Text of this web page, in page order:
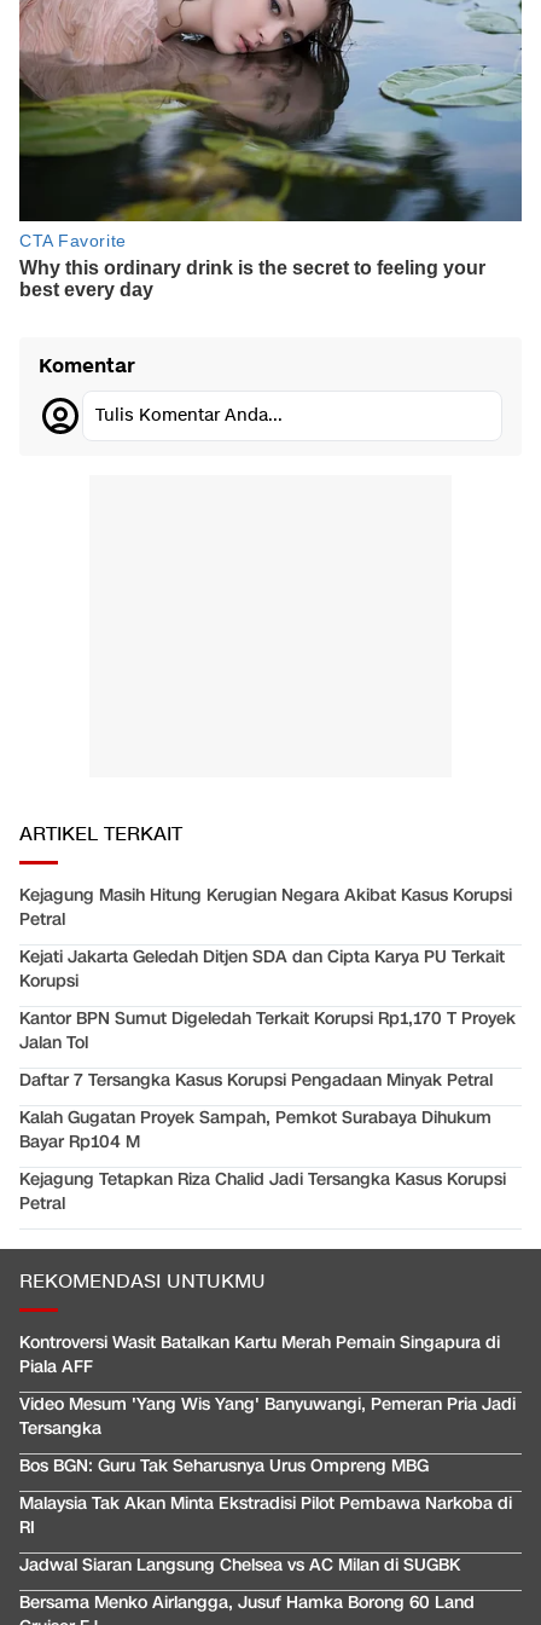
Komentar
Tulis Komentar Anda...
ARTIKEL TERKAIT
Kejagung Masih Hitung Kerugian Negara Akibat Kasus Korupsi
Petral
Kejati Jakarta Geledah Ditjen SDA dan Cipta Karya PU Terkait
Korupsi
Kantor BPN Sumut Digeledah Terkait Korupsi Rp1,170 T Proyek
Jalan Tol
Daftar 7 Tersangka Kasus Korupsi Pengadaan Minyak Petral
Kalah Gugatan Proyek Sampah, Pemkot Surabaya Dihukum
Bayar Rp104 M
Kejagung Tetapkan Riza Chalid Jadi Tersangka Kasus Korupsi
Petral
REKOMENDASI UNTUKMU
Kontroversi Wasit Batalkan Kartu Merah Pemain Singapura di
Piala AFF
Video Mesum 'Yang Wis Yang' Banyuwangi, Pemeran Pria Jadi
Tersangka
Bos BGN: Guru Tak Seharusnya Urus Ompreng MBG
Malaysia Tak Akan Minta Ekstradisi Pilot Pembawa Narkoba di
RI
Jadwal Siaran Langsung Chelsea vs AC Milan di SUGBK
Bersama Menko Airlangga, Jusuf Hamka Borong 60 Land